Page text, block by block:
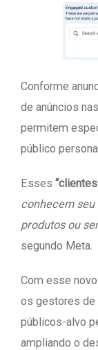
Conforme
de anúncios
permitem
público
Esses
conhecem
produtos ou
segundo Meta.
Com esse
os gestores de
públicos-alvo
ampliando o